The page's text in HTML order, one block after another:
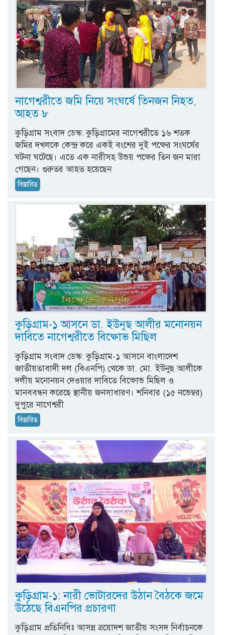
নাগেশ্বরীতে জমি নিয়ে সংঘর্ষে তিনজন নিহত,
আহত ৮
কুড়িগ্রাম সংবাদ ডেস্ক: কুড়িগ্রামের নাগেশ্বরীতে ১৬ শতক
জমির দখলকে কেন্দ্র করে একই বংশের দুই পক্ষের সংঘর্ষের
ঘটনা ঘটেছে। এতে এক নারীসহ উভয় পক্ষের তিন জন মারা
গেছেন। গুরুতর আহত হয়েছেন
বিস্তারিত
কুড়িগ্রাম-১ আসনে ডা. ইউনুছ আলীর মনোনয়ন
দাবিতে নাগেশ্বরীতে বিক্ষোভ মিছিল
কুড়িগ্রাম সংবাদ ডেস্ক: কুড়িগ্রাম-১ আসনে বাংলাদেশ
জাতীয়তাবাদী দল (বিএনপি) থেকে ডা. মো. ইউনুছ আলীকে
দলীয় মনোনয়ন দেওয়ার দাবিতে বিক্ষোভ মিছিল ও
মানববন্ধন করেছে স্থানীয় জনসাধারণ। শনিবার (১৫ নভেম্বর)
দুপুরে নাগেশ্বরী
বিস্তারিত
কুড়িগ্রাম-১: নারী ভোটারদের উঠান বৈঠকে জমে
উঠেছে বিএনপির প্রচারণা
কুড়িগ্রাম প্রতিনিধিঃ আসন্ন ত্রয়োদশ জাতীয় সংসদ নির্বাচনকে